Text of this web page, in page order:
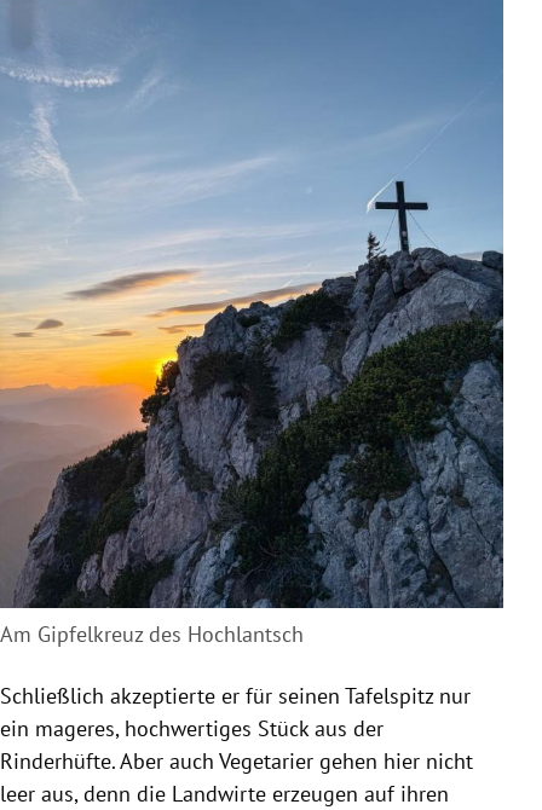
Am Gipfelkreuz des Hochlantsch
Schließlich akzeptierte er für seinen Tafelspitz nur
ein mageres, hochwertiges Stück aus der
Rinderhüfte. Aber auch Vegetarier gehen hier nicht
leer aus, denn die Landwirte erzeugen auf ihren